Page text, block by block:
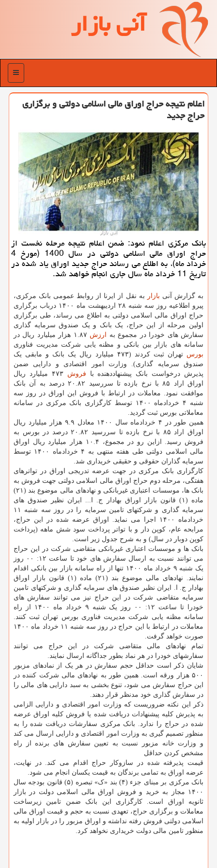
آنی بازار
منو
اعلام نتیجه حراج اوراق مالی اسلامی دولتی و برگزاری
حراج جدید
بانک مرکزی اعلام نمود: ضمن اعلام نتیجه مرحله نخست از
حراج اوراق مالی اسلامی دولتی در سال 1400 (مورخ 4
خرداد ماه)، به اطلاع می رساند حراج جدید اوراق یاد شده در
تاریخ 11 خرداد ماه سال جاری انجام خواهد شد.
به گزارش آنی بازار
به نقل از ایرنا از روابط عمومی بانک مرکزی،
پیرو اطلاعیه روز سه شنبه ۲۸ اردیبهشت ماه ۱۴۰۰ درباب برگزاری
حراج اوراق مالی اسلامی دولتی به اطلاع می رساند، طی برگزاری
اولین مرحله از این حراج، یک بانک و یک صندوق سرمایه گذاری
سفارش های خودرا در مجموع به
ارزش
۱.۸۷ هزار میلیارد ریال در
سامانه های بازار بین بانکی و مظنه یابی شرکت مدیریت فناوری
بورس
تهران ثبت کردند (۴۷۳ میلیارد ریال یک بانک و مابقی یک
صندوق سرمایه گذاری). وزارت امور اقتصادی و دارایی ضمن
پذیرش درخواست بانک پیشنهاددهنده با فروش
۴۷۳ میلیارد ریال
اوراق اراد ۸۵ با نرخ بازده تا سررسید ۲۰.۸۲ درصد به آن بانک
موافقت نمود. معاملات در ارتباط با فروش این اوراق در روز سه
شنبه ۴ خردادماه ۱۴۰۰ توسط کارگزاری بانک مرکزی در سامانه
معاملاتی بورس ثبت گردید.
همین طور در ۴ خردادماه سال ۱۴۰۰ معادل ۹.۹ هزار میلیارد ریال
اوراق اراد ۸۵ با نرخ بازده تا سررسید ۲۰.۸۲ درصد در بورس به
فروش رسید. ازاین رو در مجموع، ۱۰.۴ هزار میلیارد ریال اوراق
مالی اسلامی دولتی طی هفته منتهی به ۴ خردادماه ۱۴۰۰ توسط
سرمایه گذاران حقوقی و حقیقی خریداری شد.
کارگزاری بانک مرکزی در جهت عرضه تدریجی اوراق در تواترهای
هفتگی، مرحله دوم حراج اوراق مالی اسلامی دولتی جهت فروش به
بانک ها، موسسات اعتباری غیربانکی و نهادهای مالی موضوع بند (۲۱)
ماده (۱) قانون بازار اوراق بهادار ج. ا... ایران نظیر صندوق های
سرمایه گذاری و شرکتهای تامین سرمایه را در روز سه شنبه ۱۱
خردادماه ۱۴۰۰ اجرا می نماید. اوراق عرضه شده در این حراج،
مرابحه عام، کوپن دار و با تواتر پرداخت سود شش ماهه (پرداخت
کوپن دوبار در سال) و به شرح جدول زیر است.
بانک ها و موسسات اعتباری غیربانکی متقاضی شرکت در این حراج
می توانند نسبت به ارسال سفارش های خود تا ساعت ۱۲: ۰۰ روز
یک شنبه ۹ خرداد ماه ۱۴۰۰ تنها از راه سامانه بازار بین بانکی اقدام
نمایند. نهادهای مالی موضوع بند (۲۱) ماده (۱) قانون بازار اوراق
بهادار ج. ا. ایران نظیر صندوق های سرمایه گذاری و شرکتهای تامین
سرمایه متقاضی شرکت در این حراج نیز می توانند سفارش های
خودرا تا ساعت ۱۲: ۰۰ روز یک شنبه ۹ خرداد ماه ۱۴۰۰ از راه
سامانه مظنه یابی شرکت مدیریت فناوری بورس تهران ثبت کنند.
معاملات در ارتباط با این حراج در روز سه شنبه ۱۱ خرداد ماه ۱۴۰۰
صورت خواهد گرفت.
تمام نهادهای مالی متقاضی شرکت در این حراج می توانند
سفارشهای خودرا در هر نماد بطور جداگانه ارسال نمایند.
شایان ذکر است حداقل حجم سفارش در هر یک از نمادهای مزبور
۵۰۰ هزار ورقه است. همین طور به نهادهای مالی شرکت کننده در
این حراج سفارش می شود، تنوع بخشی به سبد دارایی های مالی را
در سفارش گذاری خود مدنظر قرار دهند.
ذکر این نکته ضروریست که وزارت امور اقتصادی و دارایی الزامی
به پذیرش کلیه پیشنهادات دریافت شده یا فروش کلیه اوراق عرضه
شده در حراج را ندارد. بانک مرکزی سفارشات دریافت شده را به
منظور تصمیم گیری به وزارت امور اقتصادی و دارایی ارسال می کند
و وزارت خانه مزبور نسبت به تعیین سفارش های برنده از راه
مشخص کردن حداقل
قیمت پذیرفته شده در سازوکار حراج اقدام می کند. در نهایت،
عرضه اوراق به تمامی برندگان به قیمت یکسان انجام می شود.
بانک مرکزی بر مبنای جزء (۴) بند «ک» تبصره (۵) قانون بودجه سال
۱۴۰۰ مجاز به خرید و فروش اوراق مالی اسلامی دولت در بازار
ثانویه اوراق است. کارگزاری این بانک ضمن تامین زیرساخت
معاملات و برگزاری حراج، تعهدی نسبت به حجم و قیمت اوراق مالی
اسلامی دولتی فروش رفته نداشته و اوراق مزبور را در بازار اولیه به
منظور تامین مالی دولت خریداری نخواهد کرد.